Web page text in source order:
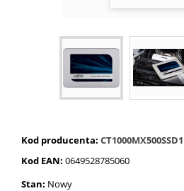
Kod producenta: CT1000MX500SSD1
Kod EAN: 0649528785060
Stan: Nowy